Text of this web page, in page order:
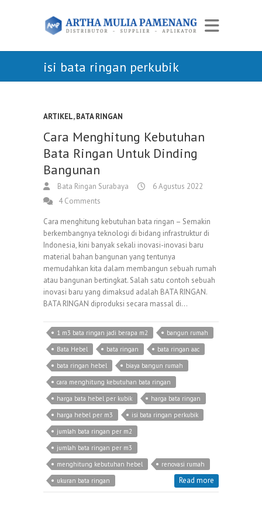
isi bata ringan perkubik
ARTIKEL,BATA RINGAN
Cara Menghitung Kebutuhan
Bata Ringan Untuk Dinding
Bangunan
Bata Ringan Surabaya
6 Agustus 2022
4 Comments
Cara menghitung kebutuhan bata ringan – Semakin
berkembangnya teknologi di bidang infrastruktur di
Indonesia, kini banyak sekali inovasi-inovasi baru
material bahan bangunan yang tentunya
memudahkan kita dalam membangun sebuah rumah
atau bangunan bertingkat. Salah satu contoh sebuah
inovasi baru yang dimaksud adalah BATA RINGAN.
BATA RINGAN diproduksi secara massal di…
1 m3 bata ringan jadi berapa m2
bangun rumah
Bata Hebel
bata ringan
bata ringan aac
bata ringan hebel
biaya bangun rumah
cara menghitung kebutuhan bata ringan
harga bata hebel per kubik
harga bata ringan
harga hebel per m3
isi bata ringan perkubik
jumlah bata ringan per m2
jumlah bata ringan per m3
menghitung kebutuhan hebel
renovasi rumah
ukuran bata ringan
Read more